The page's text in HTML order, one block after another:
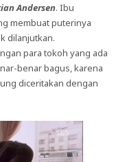
Andersen. Ibu
membuat puterinya
dilanjutkan.
para tokoh yang ada
benar bagus, karena
diceritakan dengan